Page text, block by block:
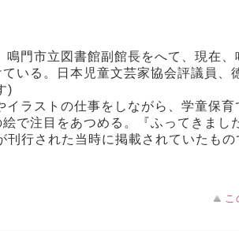
門市立図書館副館長をへて、現在、
いる。日本児童文芸家協会評議員、
)
ラストの仕事をしながら、学童保育
で注目をあつめる。『ふってきまし
行された当時に掲載されていたもの
こ